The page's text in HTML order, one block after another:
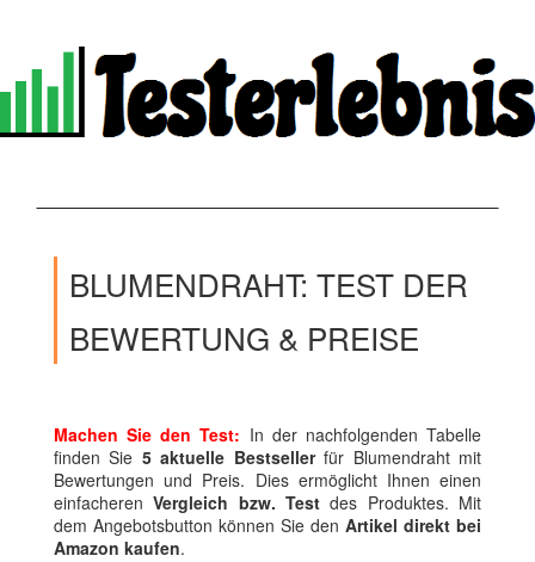
BLUMENDRAHT: TEST DER
BEWERTUNG & PREISE
Machen Sie den Test: In der nachfolgenden Tabelle
finden Sie 5 aktuelle Bestsellerfür Blumendraht mit
Bewertungen und Preis. Dies ermöglicht Ihnen einen
einfacherenVergleich bzw. Test des Produktes. Mit
dem Angebotsbutton können Sie den Artikel direkt bei
Amazon kaufen.